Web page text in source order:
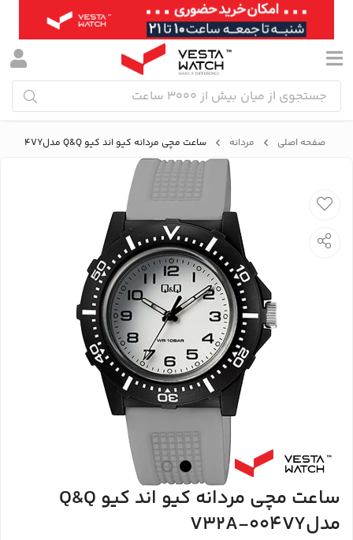
صفحه اصلی مردانه ساعت مچی مردانه کیو اند کیو Q&Q مدلV32A-004VY
ساعت مچی مردانه کیو اند کیو Q&Q
مدلV32A-004VY